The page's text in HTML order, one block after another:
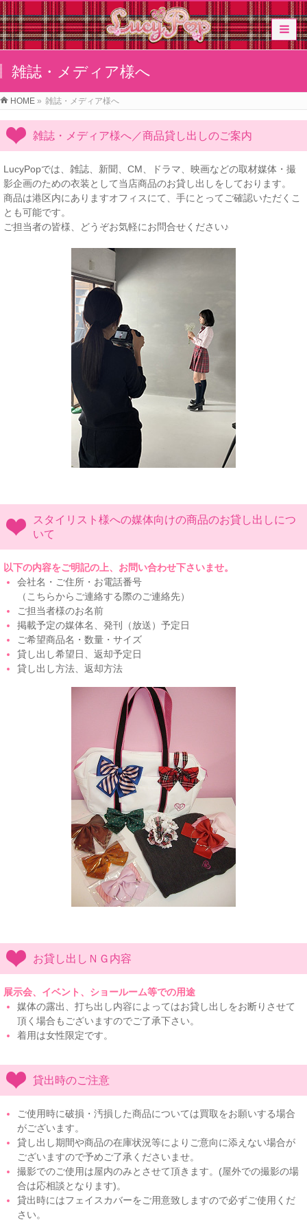
雑誌・メディア様へ
HOME » 雑誌・メディア様へ
雑誌・メディア様へ／商品貸し出しのご案内
LucyPopでは、雑誌、新聞、CM、ドラマ、映画などの取材媒体・撮
影企画のための衣装として当店商品のお貸し出しをしております。
商品は港区内にありますオフィスにて、手にとってご確認いただくこ
とも可能です。
ご担当者の皆様、どうぞお気軽にお問合せください♪
スタイリスト様への媒体向けの商品のお貸し出しにつ
いて
以下の内容をご明記の上、お問い合わせ下さいませ。
会社名・ご住所・お電話番号
（こちらからご連絡する際のご連絡先）
ご担当者様のお名前
掲載予定の媒体名、発刊（放送）予定日
ご希望商品名・数量・サイズ
貸し出し希望日、返却予定日
貸し出し方法、返却方法
お貸し出しＮＧ内容
展示会、イベント、ショールーム等での用途
媒体の露出、打ち出し内容によってはお貸し出しをお断りさせて
頂く場合もございますのでご了承下さい。
着用は女性限定です。
貸出時のご注意
ご使用時に破損・汚損した商品については買取をお願いする場合
がございます。
貸し出し期間や商品の在庫状況等によりご意向に添えない場合が
ございますので予めご了承くださいませ。
撮影でのご使用は屋内のみとさせて頂きます。(屋外での撮影の場
合は応相談となります)。
貸出時にはフェイスカバーをご用意致しますので必ずご使用くだ
さい。